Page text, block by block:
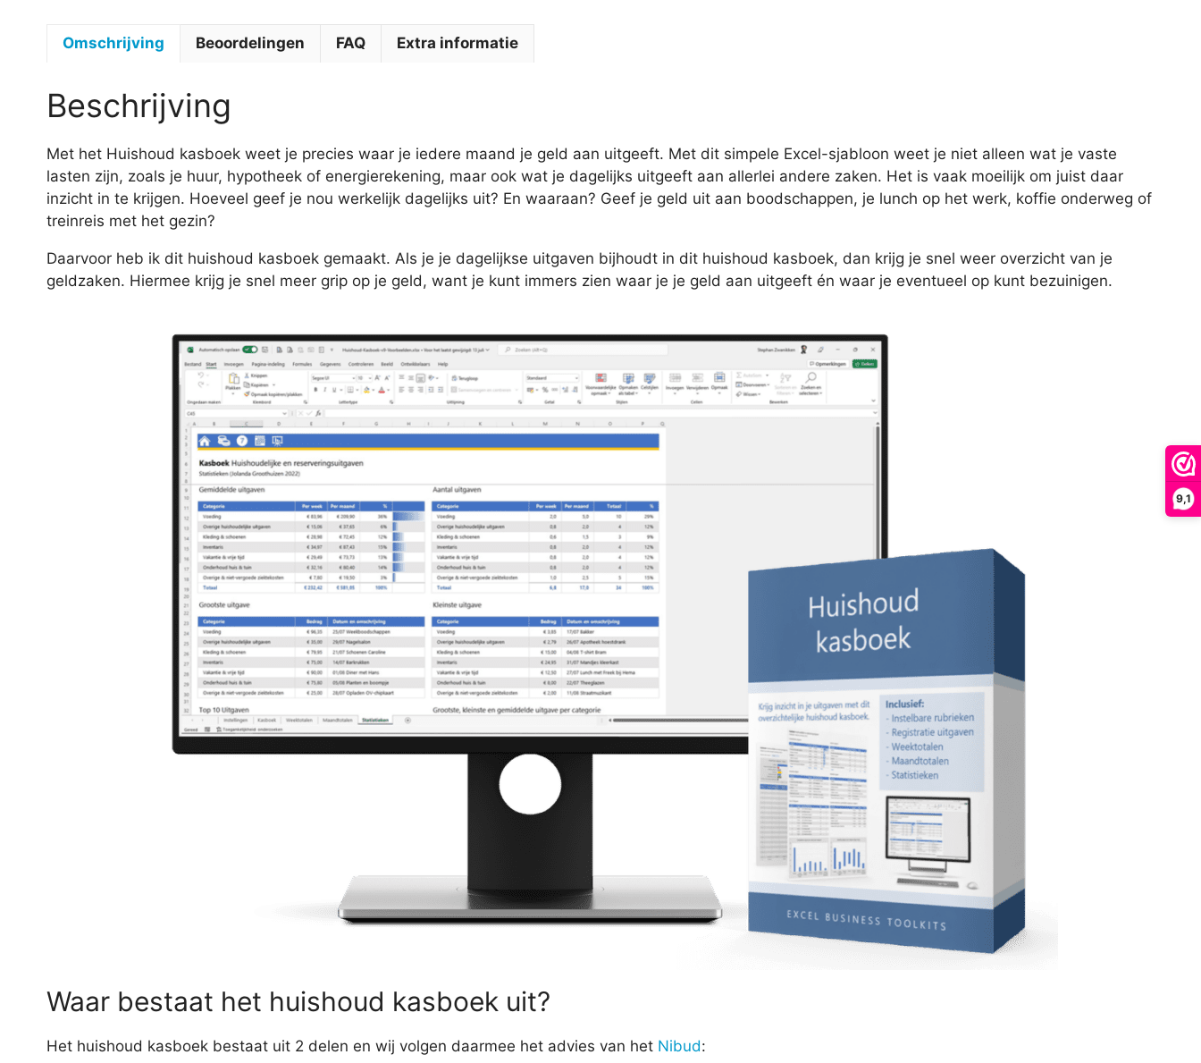
9,1
Omschrijving Beoordelingen FAQ Extra informatie
Beschrijving
Met het Huishoud kasboek weet je precies waar je iedere maand je geld aan uitgeeft. Met dit simpele Excel-sjabloon weet je niet alleen wat je vaste
lasten zijn, zoals je huur, hypotheek of energierekening, maar ook wat je dagelijks uitgeeft aan allerlei andere zaken. Het is vaak moeilijk om juist daar
inzicht in te krijgen. Hoeveel geef je nou werkelijk dagelijks uit? En waaraan? Geef je geld uit aan boodschappen, je lunch op het werk, koffie onderweg of
treinreis met het gezin?
Daarvoor heb ik dit huishoud kasboek gemaakt. Als je je dagelijkse uitgaven bijhoudt in dit huishoud kasboek, dan krijg je snel weer overzicht van je
geldzaken. Hiermee krijg je snel meer grip op je geld, want je kunt immers zien waar je je geld aan uitgeeft én waar je eventueel op kunt bezuinigen.
Waar bestaat het huishoud kasboek uit?
Het huishoud kasboek bestaat uit 2 delen en wij volgen daarmee het advies van het Nibud: